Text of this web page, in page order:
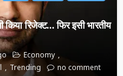
रिजेक्ट… फिर इसी भारतीय
Economy
Trending no comment